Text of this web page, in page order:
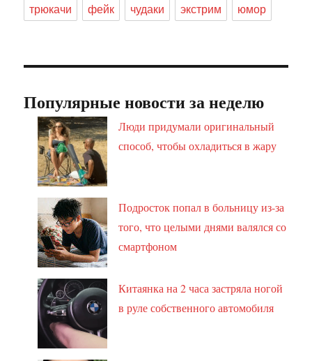
трюкачи
фейк чудаки экстрим юмор
Популярные новости за неделю
Люди придумали оригинальный
способ, чтобы охладиться в жару
Подросток попал в больницу из-за
того, что целыми днями валялся со
смартфоном
Китаянка на 2 часа застряла ногой
в руле собственного автомобиля